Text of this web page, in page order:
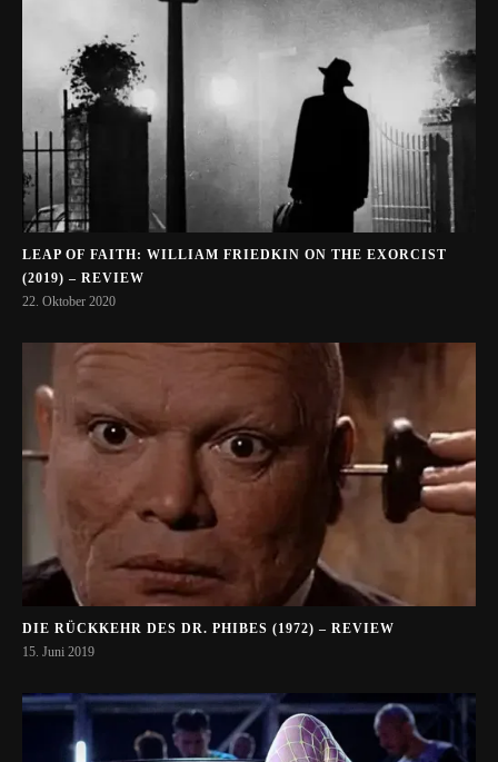
LEAP OF FAITH: WILLIAM FRIEDKIN ON THE EXORCIST
(2019) – REVIEW
22. Oktober 2020
DIE RÜCKKEHR DES DR. PHIBES (1972) – REVIEW
15. Juni 2019